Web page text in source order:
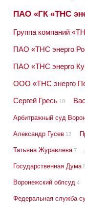
ПАО «ГК «ТНС
Группа компаний
ПАО «ТНС энерго
ПАО «ТНС энерго
ООО «ТНС энерго
Сергей Гресь 18
Арбитражный суд
Александр Гусев 12
Татьяна Журавлева 7
Государственная Дума
Воронежский облсуд 4
Федеральная служба